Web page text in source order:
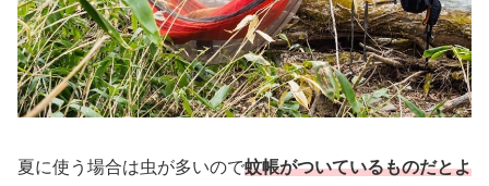
夏に使う場合は虫が多いので蚊帳がついているものだとよ